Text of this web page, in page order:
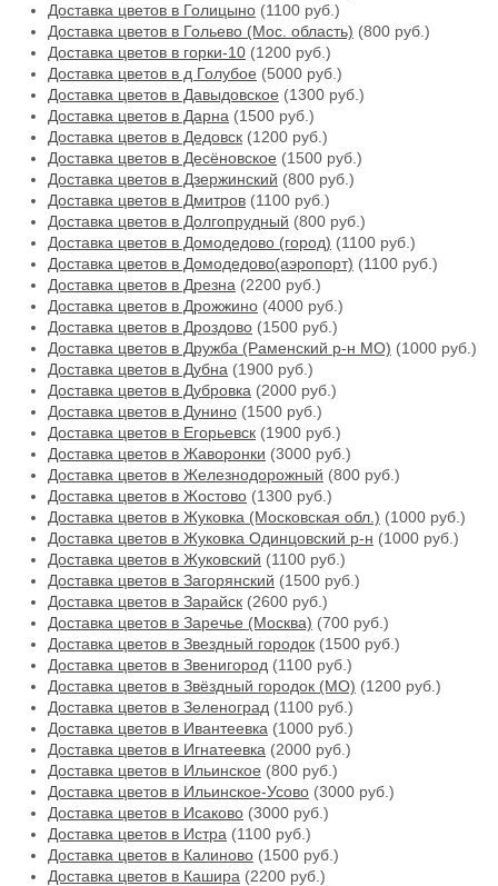
Доставка цветов в Голицыно (1100 руб.)
Доставка цветов в Гольево (Мос. область) (800 руб.)
Доставка цветов в горки-10 (1200 руб.)
Доставка цветов в д Голубое (5000 руб.)
Доставка цветов в Давыдовское (1300 руб.)
Доставка цветов в Дарна (1500 руб.)
Доставка цветов в Дедовск (1200 руб.)
Доставка цветов в Десёновское (1500 руб.)
Доставка цветов в Дзержинский (800 руб.)
Доставка цветов в Дмитров (1100 руб.)
Доставка цветов в Долгопрудный (800 руб.)
Доставка цветов в Домодедово (город) (1100 руб.)
Доставка цветов в Домодедово(аэропорт) (1100 руб.)
Доставка цветов в Дрезна (2200 руб.)
Доставка цветов в Дрожжино (4000 руб.)
Доставка цветов в Дроздово (1500 руб.)
Доставка цветов в Дружба (Раменский р-н МО) (1000 руб.)
Доставка цветов в Дубна (1900 руб.)
Доставка цветов в Дубровка (2000 руб.)
Доставка цветов в Дунино (1500 руб.)
Доставка цветов в Егорьевск (1900 руб.)
Доставка цветов в Жаворонки (3000 руб.)
Доставка цветов в Железнодорожный (800 руб.)
Доставка цветов в Жостово (1300 руб.)
Доставка цветов в Жуковка (Московская обл.) (1000 руб.)
Доставка цветов в Жуковка Одинцовский р-н (1000 руб.)
Доставка цветов в Жуковский (1100 руб.)
Доставка цветов в Загорянский (1500 руб.)
Доставка цветов в Зарайск (2600 руб.)
Доставка цветов в Заречье (Москва) (700 руб.)
Доставка цветов в Звездный городок (1500 руб.)
Доставка цветов в Звенигород (1100 руб.)
Доставка цветов в Звёздный городок (МО) (1200 руб.)
Доставка цветов в Зеленоград (1100 руб.)
Доставка цветов в Ивантеевка (1000 руб.)
Доставка цветов в Игнатеевка (2000 руб.)
Доставка цветов в Ильинское (800 руб.)
Доставка цветов в Ильинское-Усово (3000 руб.)
Доставка цветов в Исаково (3000 руб.)
Доставка цветов в Истра (1100 руб.)
Доставка цветов в Калиново (1500 руб.)
Доставка цветов в Кашира (2200 руб.)